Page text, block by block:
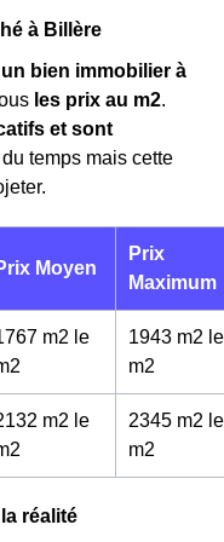
à Billère
bien immobilier à
les prix au m2.
et sont
temps mais cette
Moyen
Prix
Maximum
m2 le
2
1943 m2 le
m2
m2 le
2
2345 m2 le
m2
réalité